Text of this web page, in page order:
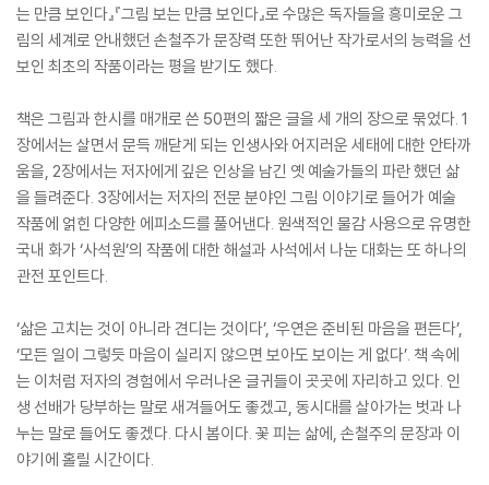
는 만큼 보인다』『그림 보는 만큼 보인다』로 수많은 독자들을 흥미로운 그
림의 세계로 안내했던 손철주가 문장력 또한 뛰어난 작가로서의 능력을 선
보인 최초의 작품이라는 평을 받기도 했다.
책은 그림과 한시를 매개로 쓴 50편의 짧은 글을 세 개의 장으로 묶었다. 1
장에서는 살면서 문득 깨닫게 되는 인생사와 어지러운 세태에 대한 안타까
움을, 2장에서는 저자에게 깊은 인상을 남긴 옛 예술가들의 파란 했던 삶
을 들려준다. 3장에서는 저자의 전문 분야인 그림 이야기로 들어가 예술
작품에 얽힌 다양한 에피소드를 풀어낸다. 원색적인 물감 사용으로 유명한
국내 화가 ‘사석원’의 작품에 대한 해설과 사석에서 나눈 대화는 또 하나의
관전 포인트다.
‘삶은 고치는 것이 아니라 견디는 것이다’, ‘우연은 준비된 마음을 편든다’,
‘모든 일이 그렇듯 마음이 실리지 않으면 보아도 보이는 게 없다’. 책 속에
는 이처럼 저자의 경험에서 우러나온 글귀들이 곳곳에 자리하고 있다. 인
생 선배가 당부하는 말로 새겨들어도 좋겠고, 동시대를 살아가는 벗과 나
누는 말로 들어도 좋겠다. 다시 봄이다. 꽃 피는 삶에, 손철주의 문장과 이
야기에 홀릴 시간이다.